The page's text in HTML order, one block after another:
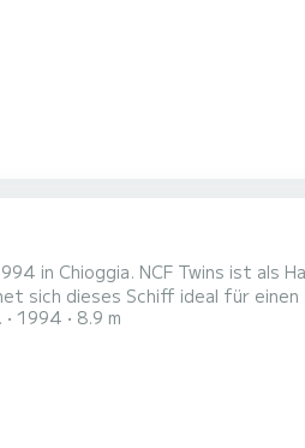
in Chioggia. NCF Twins ist
Schiff ideal für einen Törn von einer
7 Personen. Mit einer
1994 8.9 m